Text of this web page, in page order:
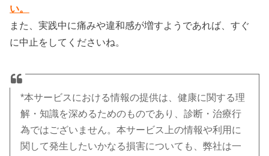
い。
また、実践中に痛みや違和感が増すようであれば、すぐ
に中止をしてくださいね。
*本サービスにおける情報の提供は、健康に関する理
解・知識を深めるためのものであり、診断・治療行
為ではございません。本サービス上の情報や利用に
関して発生したいかなる損害についても、弊社は一